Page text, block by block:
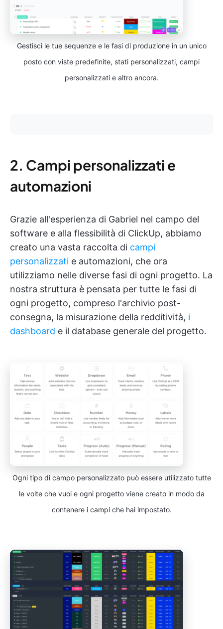
Gestisci le tue sequenze e le fasi di produzione in un unico
posto con viste predefinite, stati personalizzati, campi
personalizzati e altro ancora.
2. Campi personalizzati e
automazioni
Grazie all'esperienza di Gabriel nel campo del
software e alla flessibilità di ClickUp, abbiamo
creato una vasta raccolta di campi
personalizzati e automazioni, che ora
utilizziamo nelle diverse fasi di ogni progetto. La
nostra struttura è pensata per tutte le fasi di
ogni progetto, compreso l'archivio post-
consegna, la misurazione della redditività, i
dashboard e il database generale del progetto.
Ogni tipo di campo personalizzato può essere utilizzato tutte
le volte che vuoi e ogni progetto viene creato in modo da
contenere i campi che hai impostato.